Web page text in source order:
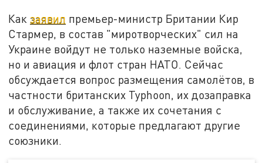
Какзаявил премьер-министр Британии Кир
Стармер, в состав "миротворческих" сил на
Украине войдут не только наземные войска,
но и авиация и флот стран НАТО. Сейчас
обсуждается вопрос размещения самолётов, в
частности британских Typhoon, их дозаправка
и обслуживание, а также их сочетания с
соединениями, которые предлагают другие
союзники.